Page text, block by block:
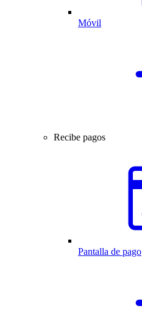
Móvil
Recibe pagos
Pantalla de pago